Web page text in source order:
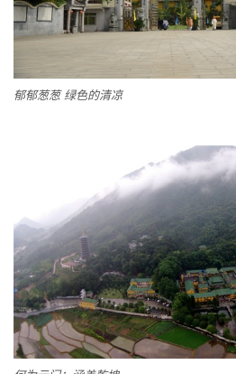
郁郁葱葱 绿色的清凉